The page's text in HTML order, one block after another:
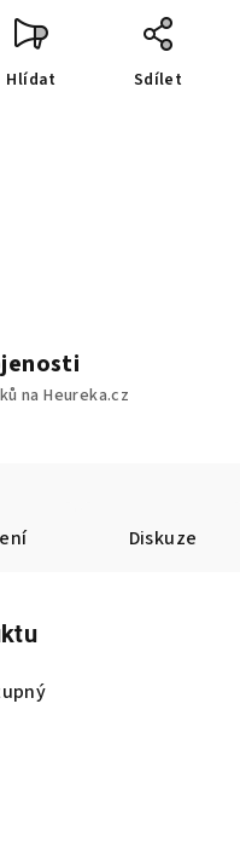
Hlídat Sdílet
na Heureka.cz
Diskuze